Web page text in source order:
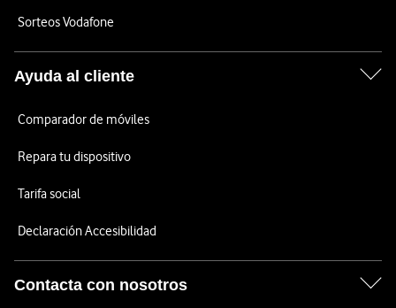
Sorteos Vodafone
Ayuda al cliente
Comparador de móviles
Repara tu dispositivo
Tarifa social
Declaración Accesibilidad
Contacta con nosotros